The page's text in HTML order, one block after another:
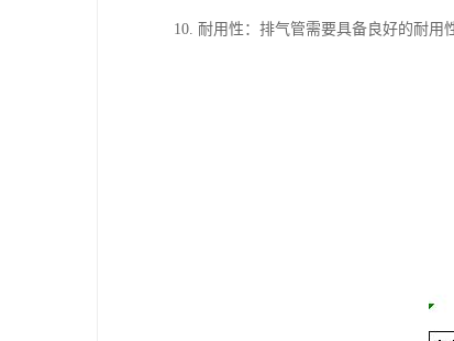
10. 耐用性：排气管需要具备良好的耐用